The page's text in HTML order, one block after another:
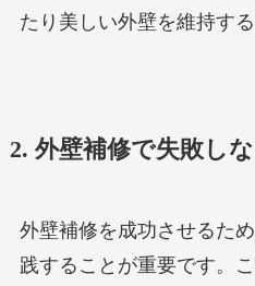
たり美しい外壁を維持す
2. 外壁補修で失敗し
外壁補修を成功させるた
践することが重要です。